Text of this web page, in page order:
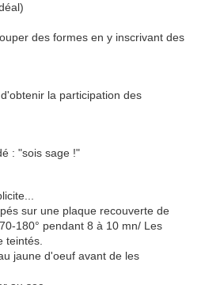
des formes en y inscrivant des
la participation des
: "sois sage !"
sur une plaque recouverte de
180° pendant 8 à 10 mn/ Les
teintés.
jaune d'oeuf avant de les